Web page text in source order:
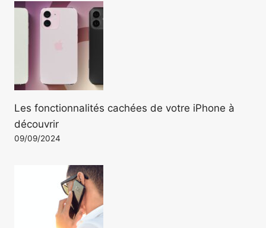
Les fonctionnalités cachées de votre iPhone à
découvrir
09/09/2024